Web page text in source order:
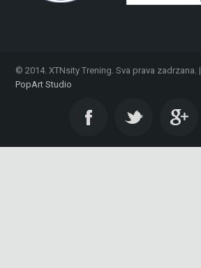
© 2014. XTNsity Trening. Sva prava zadrzana. |
PopArt Studio